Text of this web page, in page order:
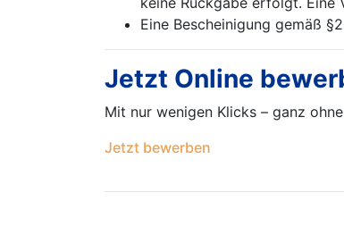
Eine Bescheinigung gemäß
Jetzt Online
Mit nur wenigen Klicks – ganz
Jetzt bewerben